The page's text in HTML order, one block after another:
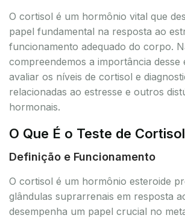
O cortisol é um hormônio vital que
papel fundamental na resposta ao
funcionamento adequado do corpo.
compreendemos a importância desse
avaliar os níveis de cortisol e
relacionadas ao estresse e outros
hormonais.
O Que É o Teste de
Definição e Funcionamento
O cortisol é um hormônio esteroide
glândulas suprarrenais em resposta
desempenha um papel crucial no